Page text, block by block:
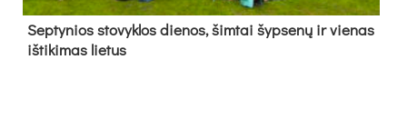
Sep­ty­nios sto­vyk­los die­nos, šim­tai šyp­se­nų ir vie­nas
iš­ti­ki­mas lie­tus